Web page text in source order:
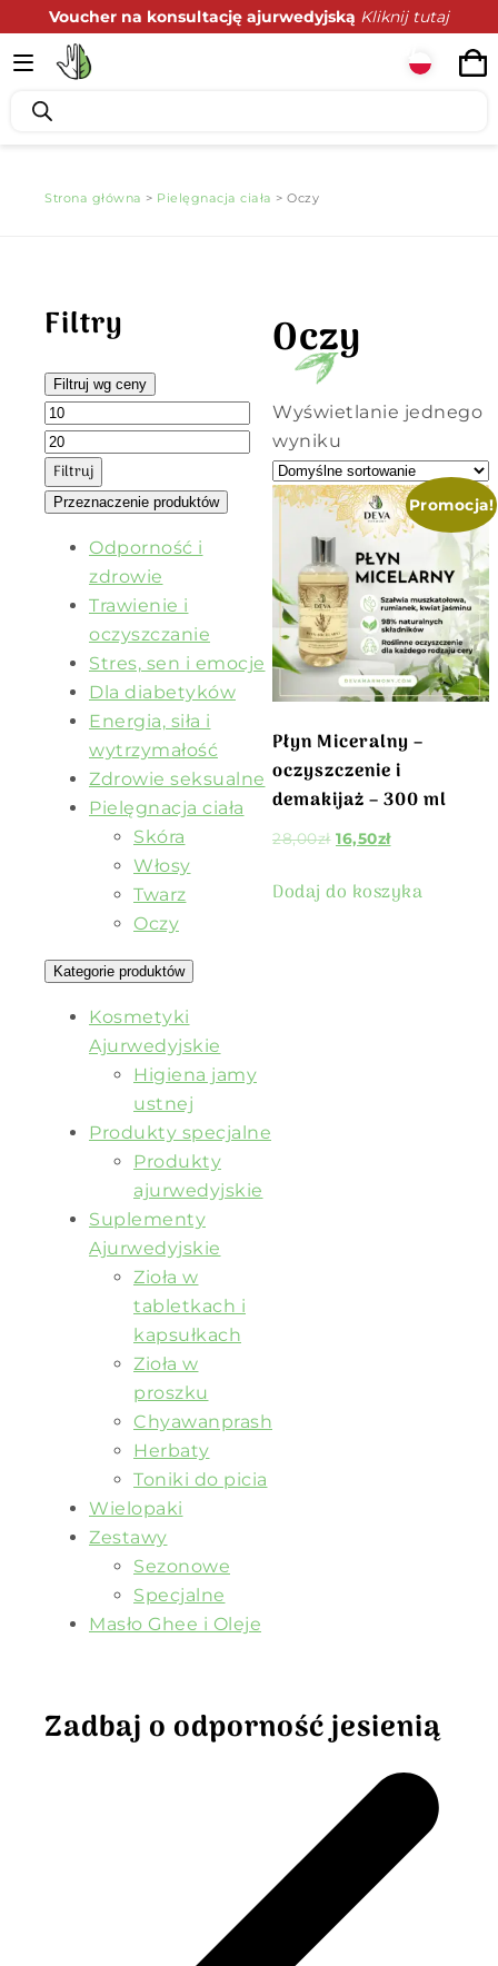
Voucher na konsultację ajurwedyjską Kliknij tutaj
Podaruj zdrowie z prezencie
Strona główna > Pielęgnacja ciała > Oczy
Filtry
Filtruj wg ceny
Filtruj
Przeznaczenie produktów
Odporność i
zdrowie
Trawienie i
oczyszczanie
Stres, sen i emocje
Dla diabetyków
Energia, siła i
wytrzymałość
Zdrowie seksualne
Pielęgnacja ciała
Skóra
Włosy
Twarz
Oczy
Kategorie produktów
Kosmetyki
Ajurwedyjskie
Higiena jamy
ustnej
Produkty specjalne
Produkty
ajurwedyjskie
Suplementy
Ajurwedyjskie
Zioła w
tabletkach i
kapsułkach
Zioła w
proszku
Chyawanprash
Herbaty
Toniki do picia
Wielopaki
Zestawy
Sezonowe
Specjalne
Masło Ghee i Oleje
Oczy
Wyświetlanie jednego
wyniku
Promocja!
Płyn Miceralny –
oczyszczenie i
demakijaż – 300 ml
28,00zł 16,50zł
Dodaj do koszyka
Zadbaj o odporność jesienią